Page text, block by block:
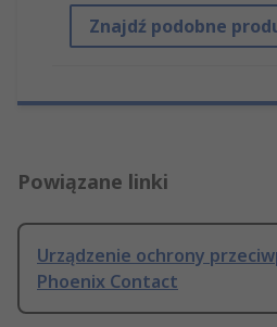
Znajdź podobne
Powiązane linki
Urządzenie ochrony
Phoenix Contact